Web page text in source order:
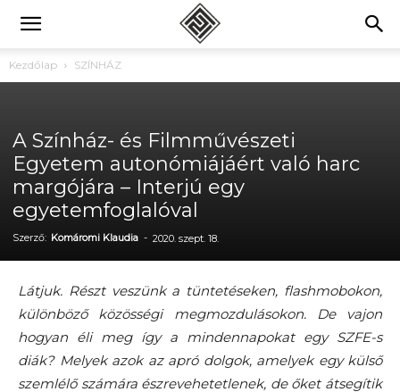
Kezdőlap SZÍNHÁZ
A Színház- és Filmművészeti
Egyetem autonómiájáért való harc
margójára – Interjú egy
egyetemfoglalóval
Szerző: Komáromi Klaudia - 2020. szept. 18.
Látjuk. Részt veszünk a tüntetéseken, flashmobokon,
különböző közösségi megmozdulásokon. De vajon
hogyan éli meg így a mindennapokat egy SZFE-s
diák? Melyek azok az apró dolgok, amelyek egy külső
szemlélő számára észrevehetetlenek, de őket átsegítik